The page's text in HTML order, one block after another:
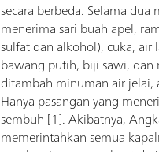
secara berbeda. Selama
menerima sari buah apel,
sulfat dan alkohol), cuka, air
bawang putih, biji sawi, dan
ditambah minuman air jelai,
Hanya pasangan yang
sembuh [1]. Akibatnya,
memerintahkan semua